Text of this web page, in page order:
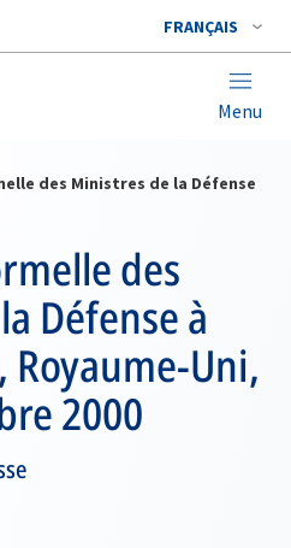
FRANÇAIS
Menu
des Ministres de la Défense
des
Défense à
Uni,
2000